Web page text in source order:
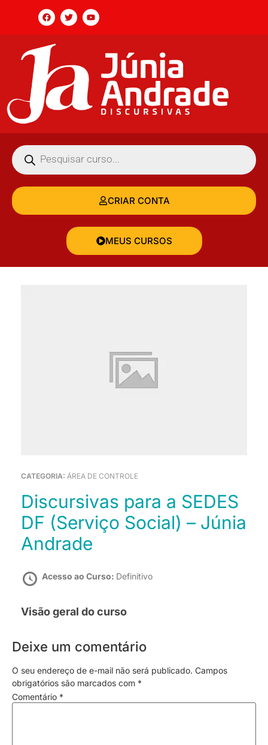
CRIAR CONTA
MEUS CURSOS
CATEGORIA: ÁREA DE CONTROLE
Discursivas para a SEDES
DF (Serviço Social) – Júnia
Andrade
Acesso ao Curso: Definitivo
Visão geral do curso
Deixe um comentário
O seu endereço de e-mail não será publicado. Campos
obrigatórios são marcados com *
Comentário *